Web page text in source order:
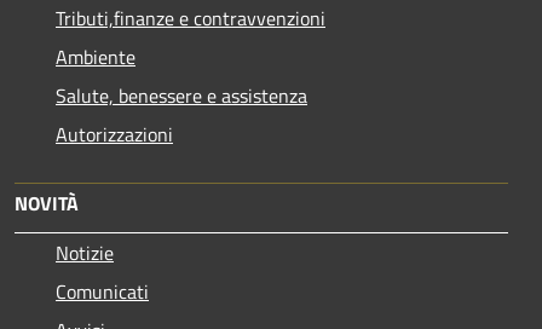
Tributi,finanze e contravvenzioni
Ambiente
Salute, benessere e assistenza
Autorizzazioni
NOVITÀ
Notizie
Comunicati